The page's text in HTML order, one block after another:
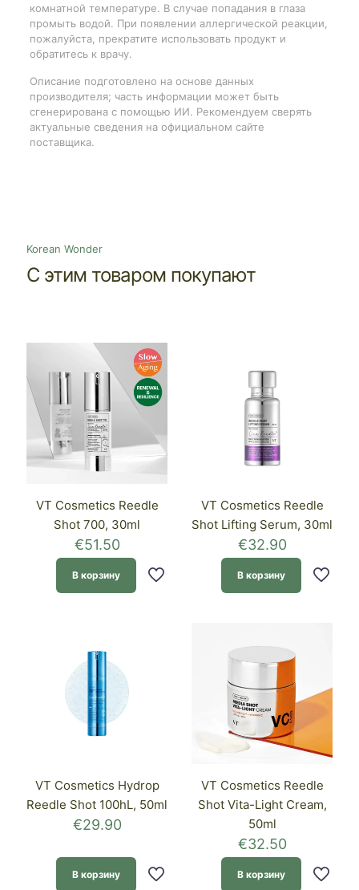
комнатной температуре. В случае попадания в глаза
промыть водой. При появлении аллергической реакции,
пожалуйста, прекратите использовать продукт и
обратитесь к врачу.
Описание подготовлено на основе данных
производителя; часть информации может быть
сгенерирована с помощью ИИ. Рекомендуем сверять
актуальные сведения на официальном сайте
поставщика.
Korean Wonder
С этим товаром покупают
VT Cosmetics Reedle
Shot 700, 30ml
€51.50
В корзину
VT Cosmetics Reedle
Shot Lifting Serum, 30ml
€32.90
В корзину
VT Cosmetics Hydrop
Reedle Shot 100hL, 50ml
€29.90
В корзину
VT Cosmetics Reedle
Shot Vita-Light Cream,
50ml
€32.50
В корзину